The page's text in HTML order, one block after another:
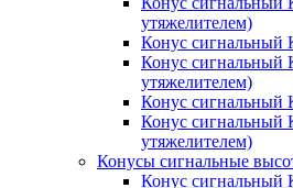
утяжелителем)
Конус сигнальный
Конус сигнальный
утяжелителем)
Конус сигнальный
Конус сигнальный
утяжелителем)
Конусы сигнальные
Конус сигнальный